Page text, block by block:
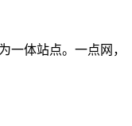
一体站点。一点网，